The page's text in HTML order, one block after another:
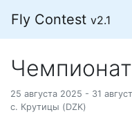
Fly Contest v2.1
25 августа 2025 - 31
с. Крутицы (DZK)